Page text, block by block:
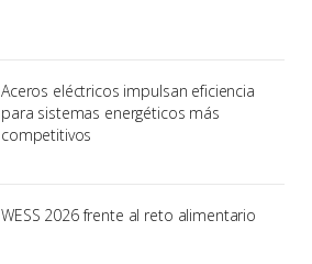
Aceros eléctricos impulsan eficiencia
para sistemas energéticos más
competitivos
WESS 2026 frente al reto alimentario